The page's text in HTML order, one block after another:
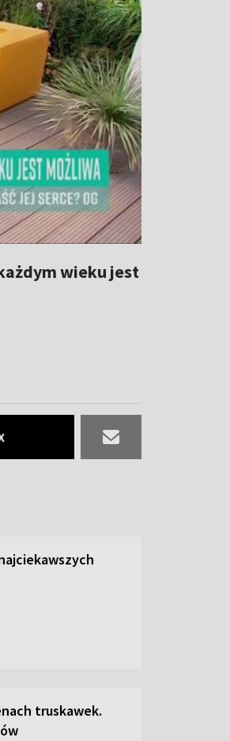
wieku jest
truskawek.